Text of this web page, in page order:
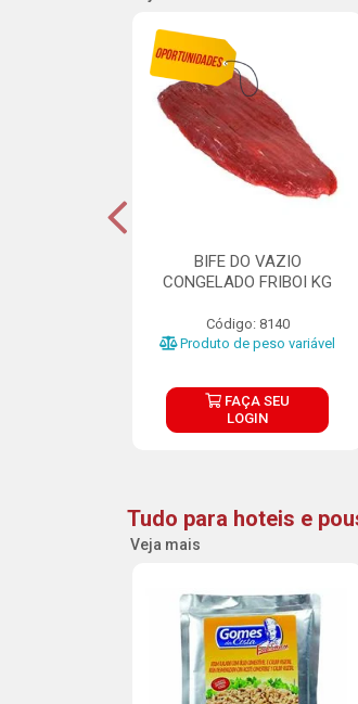
BIFE DO VAZIO
CONGELADO FRIBOI KG
Código: 8140
Produto de peso variável
FAÇA SEU
LOGIN
Tudo para hoteis e
Veja mais